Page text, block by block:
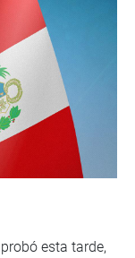
esta tarde,